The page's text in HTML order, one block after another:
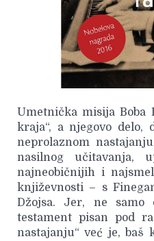
Umetnička misija Boba
kraja“, a njegovo
neprolaznom
nasilnog učitavanja,
najneobičnijih i
književnosti – s
Džojsa. Jer, ne
testament pisan pod
nastajanju“ već je, baš